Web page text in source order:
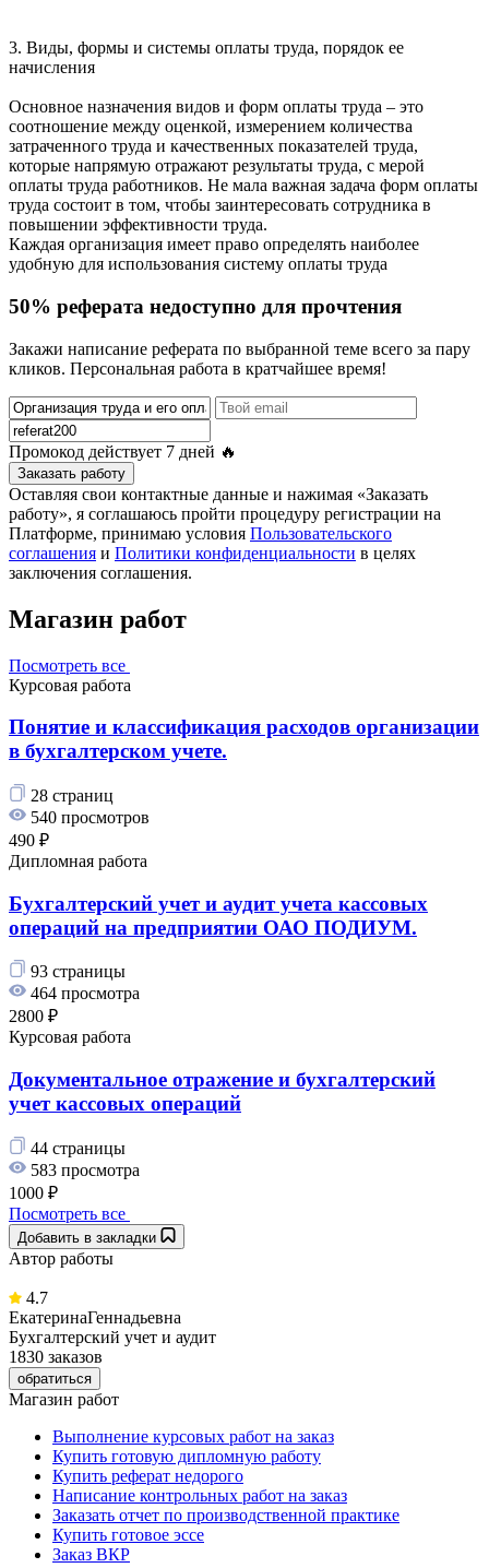
3. Виды, формы и системы оплаты труда, порядок ее
начисления
Основное назначения видов и форм оплаты труда – это
соотношение между оценкой, измерением количества
затраченного труда и качественных показателей труда,
которые напрямую отражают результаты труда, с мерой
оплаты труда работников. Не мала важная задача форм оплаты
труда состоит в том, чтобы заинтересовать сотрудника в
повышении эффективности труда.
Каждая организация имеет право определять наиболее
удобную для использования систему оплаты труда
50% реферата недоступно для прочтения
Закажи написание реферата по выбранной теме всего за пару
кликов. Персональная работа в кратчайшее время!
Промокод действует 7 дней 🔥
Заказать работу
Оставляя свои контактные данные и нажимая «Заказать
работу», я соглашаюсь пройти процедуру регистрации на
Платформе, принимаю условия Пользовательского
соглашения и Политики конфиденциальности в целях
заключения соглашения.
Магазин работ
Посмотреть все
Курсовая работа
Понятие и классификация расходов организации
в бухгалтерском учете.
28 страниц
540 просмотров
490 ₽
Дипломная работа
Бухгалтерский учет и аудит учета кассовых
операций на предприятии ОАО ПОДИУМ.
93 страницы
464 просмотра
2800 ₽
Курсовая работа
Документальное отражение и бухгалтерский
учет кассовых операций
44 страницы
583 просмотра
1000 ₽
Посмотреть все
Добавить в закладки
Автор работы
4.7
ЕкатеринаГеннадьевна
Бухгалтерский учет и аудит
1830 заказов
обратиться
Магазин работ
Выполнение курсовых работ на заказ
Купить готовую дипломную работу
Купить реферат недорого
Написание контрольных работ на заказ
Заказать отчет по производственной практике
Купить готовое эссе
Заказ ВКР